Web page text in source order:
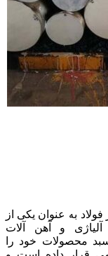
به عنوان یکی از
آلیاژی و آهن آلات
اکنون سبد محصولات خود را